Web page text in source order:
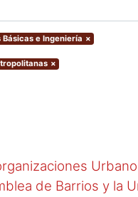
e Ingeniería ×
×
de Barrios y la